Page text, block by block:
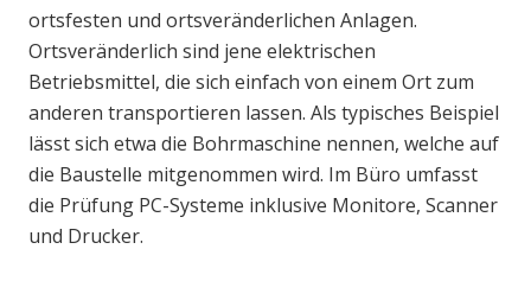
ortsfesten und ortsveränderlichen Anlagen.
Ortsveränderlich sind jene elektrischen
Betriebsmittel, die sich einfach von einem Ort zum
anderen transportieren lassen. Als typisches Beispiel
lässt sich etwa die Bohrmaschine nennen, welche auf
die Baustelle mitgenommen wird. Im Büro umfasst
die Prüfung PC-Systeme inklusive Monitore, Scanner
und Drucker.